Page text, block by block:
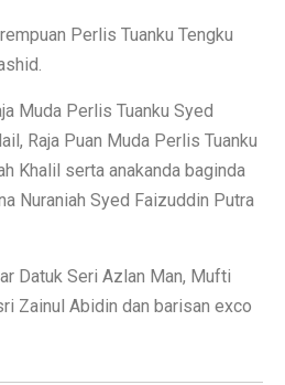
Perlis Tuanku Tengku
Muda Perlis Tuanku Syed
Raja Puan Muda Perlis Tuanku
Khalil serta anakanda baginda
Nuraniah Syed Faizuddin Putra
Datuk Seri Azlan Man, Mufti
Zainul Abidin dan barisan exco